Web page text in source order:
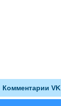
Комментарии VK